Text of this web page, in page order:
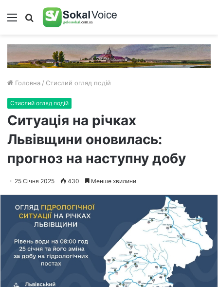
Меню Пошук
Головна / Стислий огляд подій
Стислий огляд подій
Ситуація на річках
Львівщини оновилась:
прогноз на наступну добу
25 Січня 2025 430 Менше хвилини